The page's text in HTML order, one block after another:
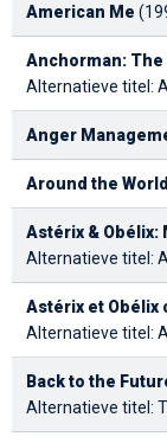
American Me
Anchorman:
Alternatieve titel:
Anger
Around the
Astérix & Obélix:
Alternatieve titel:
Astérix et Obélix
Alternatieve titel:
Back to the
Alternatieve titel: